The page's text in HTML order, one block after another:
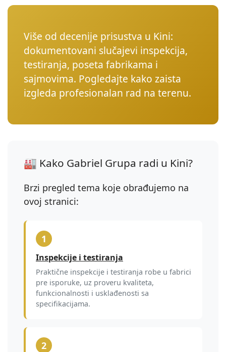
Više od decenije prisustva u Kini:
dokumentovani slučajevi inspekcija,
testiranja, poseta fabrikama i
sajmovima. Pogledajte kako zaista
izgleda profesionalan rad na terenu.
🏭 Kako Gabriel Grupa radi u Kini?
Brzi pregled tema koje obrađujemo na
ovoj stranici:
1
Inspekcije i testiranja
Praktične inspekcije i testiranja robe u fabrici
pre isporuke, uz proveru kvaliteta,
funkcionalnosti i usklađenosti sa
specifikacijama.
2